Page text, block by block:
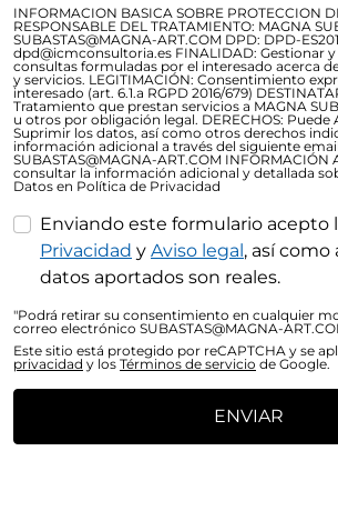
INFORMACION BASICA SOBRE PROTECCION
RESPONSABLE DEL TRATAMIENTO: MAGNA
SUBASTAS@MAGNA-ART.COM DPD: DPD-
dpd@icmconsultoria.es FINALIDAD: Gestionar y
consultas formuladas por el interesado acerca
y servicios. LEGITIMACIÓN: Consentimiento
interesado (art. 6.1.a RGPD 2016/679)
Tratamiento que prestan servicios a MAGNA
u otros por obligación legal. DERECHOS: Puede
Suprimir los datos, así como otros derechos
información adicional a través del siguiente
SUBASTAS@MAGNA-ART.COM INFORMACIÓN
consultar la información adicional y detallada
Datos en Política de Privacidad
Enviando este formulario acepto
Privacidad y Aviso legal, así
datos aportados son reales.
"Podrá retirar su consentimiento en cualquier
correo electrónico SUBASTAS@MAGNA-
Este sitio está protegido por reCAPTCHA y se
privacidad y los Términos de servicio de Google.
ENVIAR